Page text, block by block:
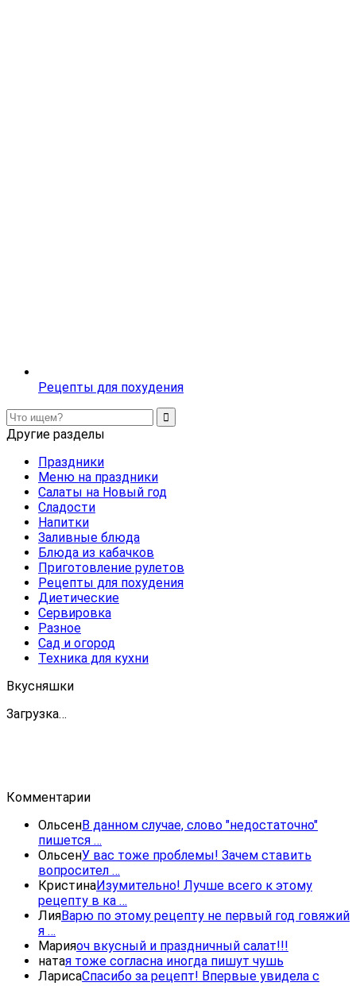
Рецепты для похудения
Другие разделы
Праздники
Меню на праздники
Салаты на Новый год
Сладости
Напитки
Заливные блюда
Блюда из кабачков
Приготовление рулетов
Рецепты для похудения
Диетические
Сервировка
Разное
Сад и огород
Техника для кухни
Вкусняшки
Загрузка…
Комментарии
ОльсенВ данном случае, слово "недостаточно"
пишется …
ОльсенУ вас тоже проблемы! Зачем ставить
вопросител …
КристинаИзумительно! Лучше всего к этому
рецепту в ка …
ЛияВарю по этому рецепту не первый год говяжий
я …
Марияоч вкусный и праздничный салат!!!
натая тоже согласна иногда пишут чушь
ЛарисаСпасибо за рецепт! Впервые увидела с